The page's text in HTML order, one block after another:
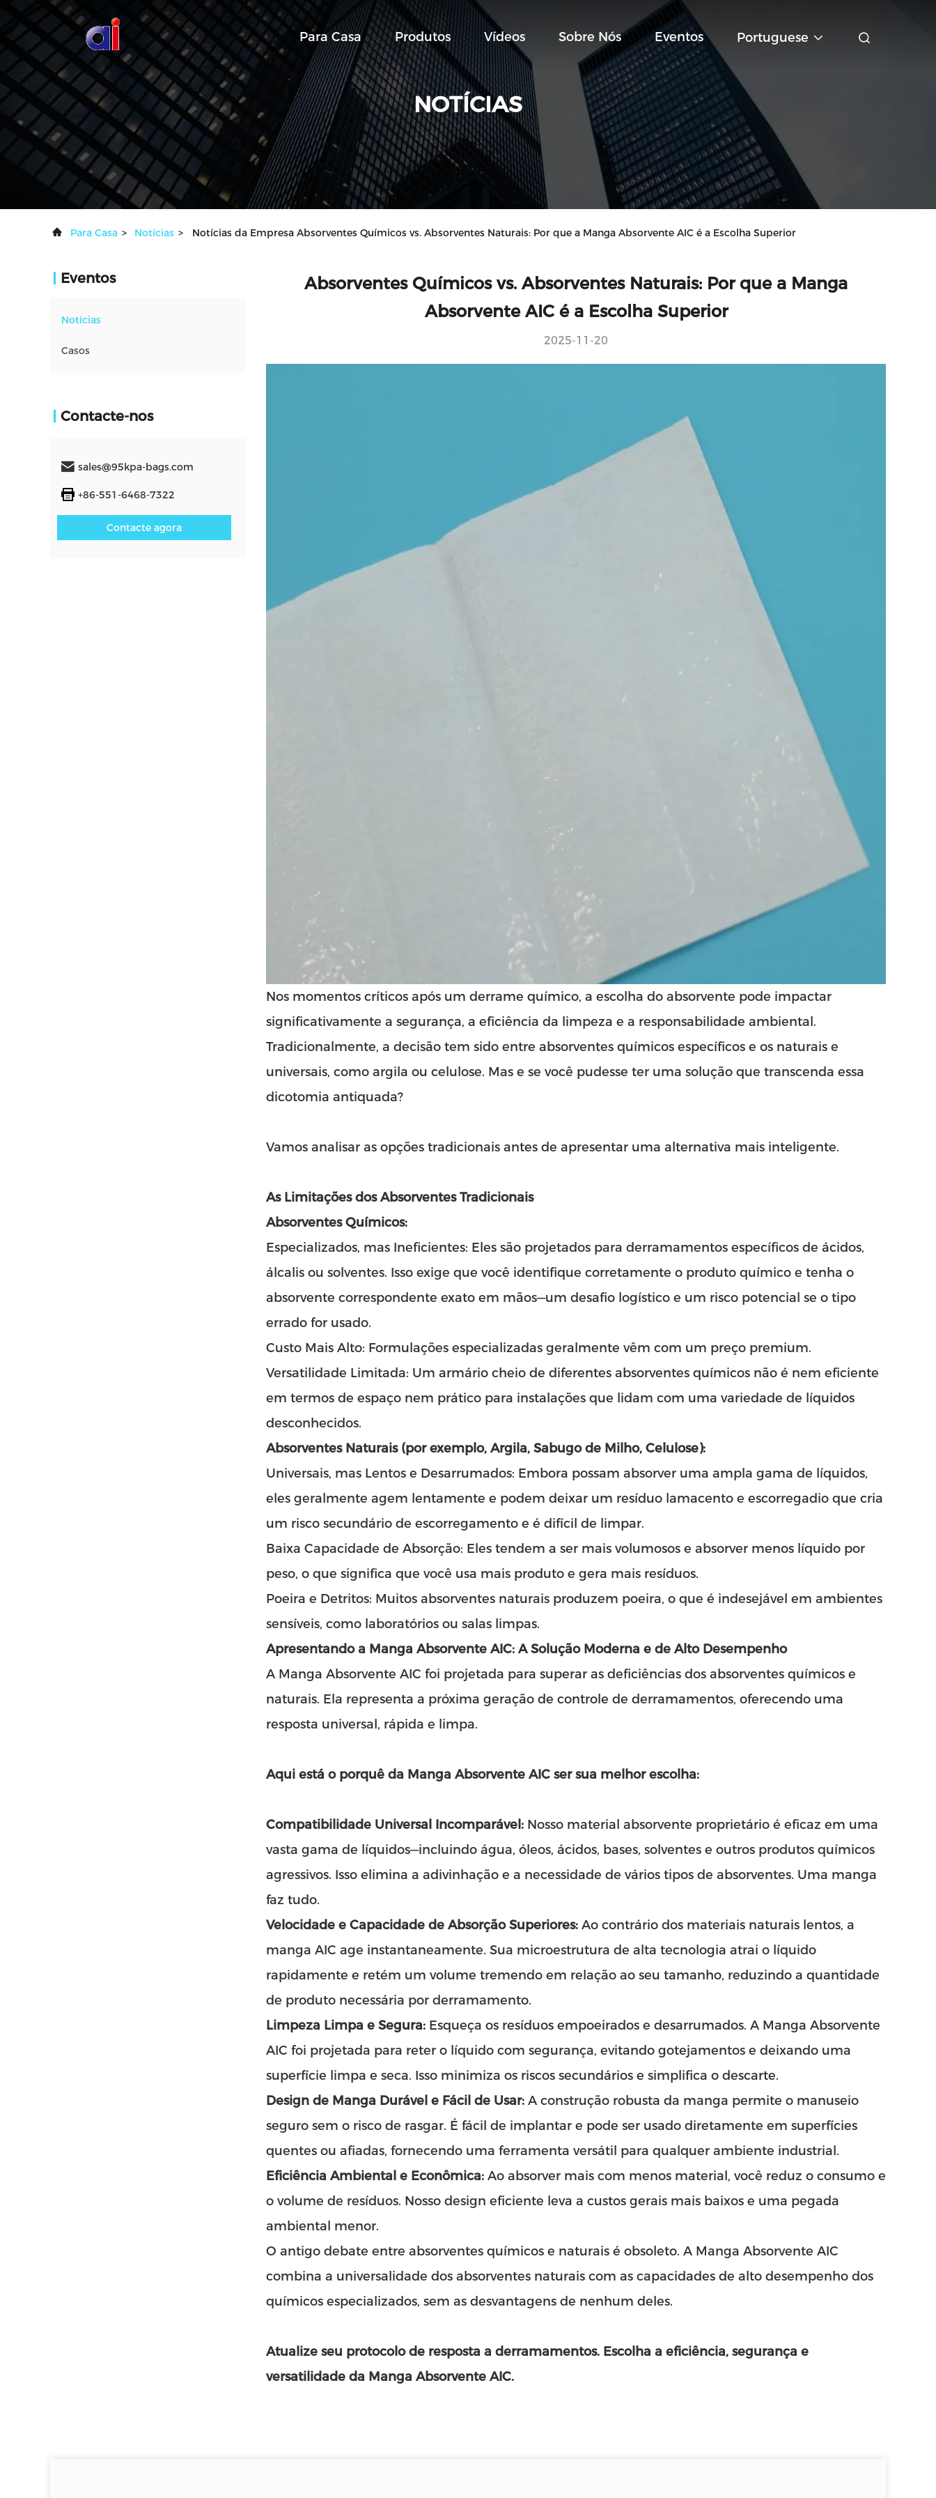
Para Casa Produtos Vídeos Sobre Nós Eventos Portuguese
NOTÍCIAS
Para Casa > Notícias > Notícias da Empresa Absorventes Químicos vs. Absorventes Naturais: Por que a Manga Absorvente AIC é a Escolha Superior
Eventos
Notícias
Casos
Contacte-nos
sales@95kpa-bags.com
+86-551-6468-7322
Contacte agora
Absorventes Químicos vs. Absorventes Naturais: Por que a Manga
Absorvente AIC é a Escolha Superior
2025-11-20
Nos momentos críticos após um derrame químico, a escolha do absorvente pode impactar
significativamente a segurança, a eficiência da limpeza e a responsabilidade ambiental.
Tradicionalmente, a decisão tem sido entre absorventes químicos específicos e os naturais e
universais, como argila ou celulose. Mas e se você pudesse ter uma solução que transcenda essa
dicotomia antiquada?
Vamos analisar as opções tradicionais antes de apresentar uma alternativa mais inteligente.
As Limitações dos Absorventes Tradicionais
Absorventes Químicos:
Especializados, mas Ineficientes: Eles são projetados para derramamentos específicos de ácidos,
álcalis ou solventes. Isso exige que você identifique corretamente o produto químico e tenha o
absorvente correspondente exato em mãos—um desafio logístico e um risco potencial se o tipo
errado for usado.
Custo Mais Alto: Formulações especializadas geralmente vêm com um preço premium.
Versatilidade Limitada: Um armário cheio de diferentes absorventes químicos não é nem eficiente
em termos de espaço nem prático para instalações que lidam com uma variedade de líquidos
desconhecidos.
Absorventes Naturais (por exemplo, Argila, Sabugo de Milho, Celulose):
Universais, mas Lentos e Desarrumados: Embora possam absorver uma ampla gama de líquidos,
eles geralmente agem lentamente e podem deixar um resíduo lamacento e escorregadio que cria
um risco secundário de escorregamento e é difícil de limpar.
Baixa Capacidade de Absorção: Eles tendem a ser mais volumosos e absorver menos líquido por
peso, o que significa que você usa mais produto e gera mais resíduos.
Poeira e Detritos: Muitos absorventes naturais produzem poeira, o que é indesejável em ambientes
sensíveis, como laboratórios ou salas limpas.
Apresentando a Manga Absorvente AIC: A Solução Moderna e de Alto Desempenho
A Manga Absorvente AIC foi projetada para superar as deficiências dos absorventes químicos e
naturais. Ela representa a próxima geração de controle de derramamentos, oferecendo uma
resposta universal, rápida e limpa.
Aqui está o porquê da Manga Absorvente AIC ser sua melhor escolha:
Compatibilidade Universal Incomparável: Nosso material absorvente proprietário é eficaz em uma
vasta gama de líquidos—incluindo água, óleos, ácidos, bases, solventes e outros produtos químicos
agressivos. Isso elimina a adivinhação e a necessidade de vários tipos de absorventes. Uma manga
faz tudo.
Velocidade e Capacidade de Absorção Superiores: Ao contrário dos materiais naturais lentos, a
manga AIC age instantaneamente. Sua microestrutura de alta tecnologia atrai o líquido
rapidamente e retém um volume tremendo em relação ao seu tamanho, reduzindo a quantidade
de produto necessária por derramamento.
Limpeza Limpa e Segura: Esqueça os resíduos empoeirados e desarrumados. A Manga Absorvente
AIC foi projetada para reter o líquido com segurança, evitando gotejamentos e deixando uma
superfície limpa e seca. Isso minimiza os riscos secundários e simplifica o descarte.
Design de Manga Durável e Fácil de Usar: A construção robusta da manga permite o manuseio
seguro sem o risco de rasgar. É fácil de implantar e pode ser usado diretamente em superfícies
quentes ou afiadas, fornecendo uma ferramenta versátil para qualquer ambiente industrial.
Eficiência Ambiental e Econômica: Ao absorver mais com menos material, você reduz o consumo e
o volume de resíduos. Nosso design eficiente leva a custos gerais mais baixos e uma pegada
ambiental menor.
O antigo debate entre absorventes químicos e naturais é obsoleto. A Manga Absorvente AIC
combina a universalidade dos absorventes naturais com as capacidades de alto desempenho dos
químicos especializados, sem as desvantagens de nenhum deles.
Atualize seu protocolo de resposta a derramamentos. Escolha a eficiência, segurança e
versatilidade da Manga Absorvente AIC.